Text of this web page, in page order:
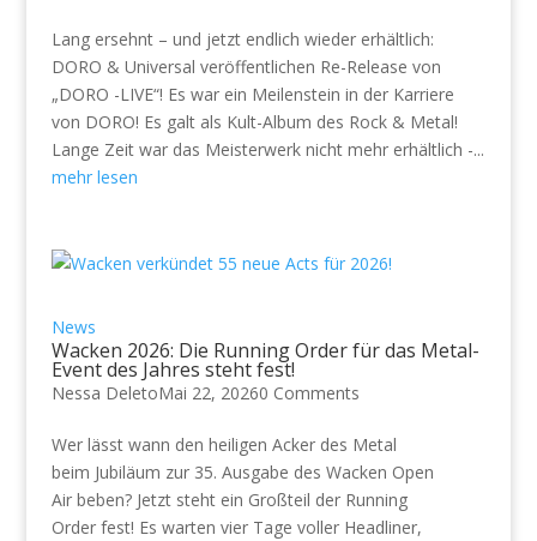
Lang ersehnt – und jetzt endlich wieder erhältlich:
DORO & Universal veröffentlichen Re-Release von
„DORO -LIVE“! Es war ein Meilenstein in der Karriere
von DORO! Es galt als Kult-Album des Rock & Metal!
Lange Zeit war das Meisterwerk nicht mehr erhältlich -...
mehr lesen
News
Wacken 2026: Die Running Order für das Metal-
Event des Jahres steht fest!
Nessa DeletoMai 22, 20260 Comments
Wer lässt wann den heiligen Acker des Metal
beim Jubiläum zur 35. Ausgabe des Wacken Open
Air beben? Jetzt steht ein Großteil der Running
Order fest! Es warten vier Tage voller Headliner,